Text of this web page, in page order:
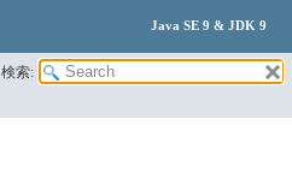
Java SE 9 & JDK 9
検索: